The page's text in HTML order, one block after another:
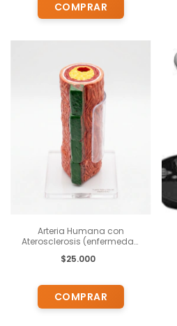
Arteria Humana con
Aterosclerosis (enfermedad
YA/C017C
$25.000